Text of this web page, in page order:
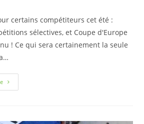
certains compétiteurs cet été :
sélectives, et Coupe d'Europe
! Ce qui sera certainement la seule